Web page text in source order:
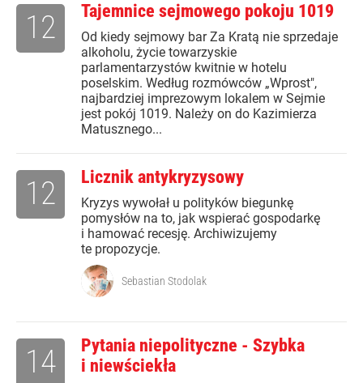
Tajemnice sejmowego pokoju 1019
Od kiedy sejmowy bar Za Kratą nie sprzedaje
alkoholu, życie towarzyskie
parlamentarzystów kwitnie w hotelu
poselskim. Według rozmówców „Wprost",
najbardziej imprezowym lokalem w Sejmie
jest pokój 1019. Należy on do Kazimierza
Matusznego...
12
Licznik antykryzysowy
Kryzys wywołał u polityków biegunkę
pomysłów na to, jak wspierać gospodarkę
i hamować recesję. Archiwizujemy
te propozycje.
12
Sebastian Stodolak
Pytania niepolityczne - Szybka
i niewściekła
14